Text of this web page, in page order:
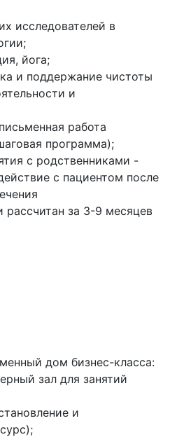
исследователей в
йога;
и поддержание чистоты
и
работа
программа);
с родственниками -
с пациентом после
рассчитан за 3-9 месяцев
дом бизнес-класса:
зал для занятий
и